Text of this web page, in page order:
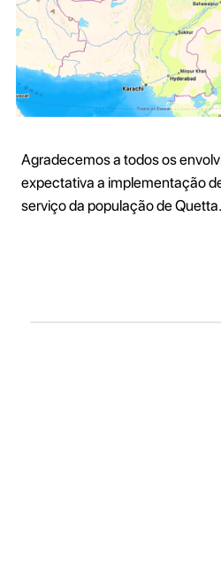
Agradecemos a todos os
expectativa a implementação
serviço da população de Quetta.